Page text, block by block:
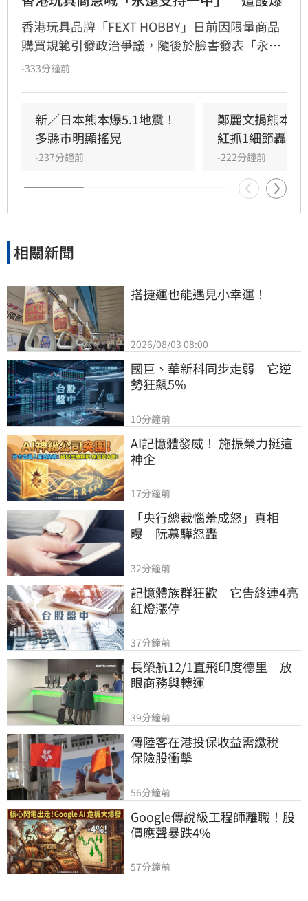
香港玩具品牌「FEXT HOBBY」日前因限量商品
購買規範引發政治爭議，隨後於臉書發表「永遠
支持一個中國原則」聲明企圖滅火，卻反遭香港
紅撻伐將台灣與中國並列。儘管品牌緊急修改銷
售區域並發布效忠聲明，但輿論仍不買單，網友
紛紛質疑其操作邏輯。面對排山倒海的酸言酸
語，品牌最終被迫限制留言權限以止血。此事件
再度凸顯政治敏感議題對品牌經營的巨大風險，
引發各界高度關注。
-333分鐘前
新／日本熊本爆5.1地震！
多縣市明顯搖晃
-237分鐘前
鄭麗文捐熊本
紅抓1細節轟辱
-222分鐘前
相關新聞
搭捷運也能遇見小幸運！
2026/08/03 08:00
國巨、華新科同步走弱　它逆
勢狂飆5%
10分鐘前
AI記憶體發威！ 施振榮力挺這
神企
17分鐘前
「央行總裁惱羞成怒」真相
曝　阮慕驊怒轟
32分鐘前
記憶體族群狂歡　它告終連4亮
紅燈漲停
37分鐘前
長榮航12/1直飛印度德里　放
眼商務與轉運
39分鐘前
傳陸客在港投保收益需繳稅
保險股衝擊
56分鐘前
Google傳說級工程師離職！股
價應聲暴跌4%
57分鐘前